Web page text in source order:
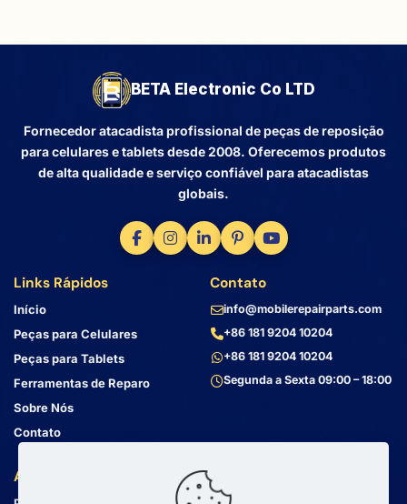
BETA Electronic Co LTD
Fornecedor atacadista profissional de peças de reposição
para celulares e tablets desde 2008. Oferecemos produtos
de alta qualidade e serviço confiável para atacadistas
globais.
Links Rápidos
Início
Peças para Celulares
Peças para Tablets
Ferramentas de Reparo
Sobre Nós
Contato
Atendimento ao Cliente
Contato
info@mobilerepairparts.com
+86 181 9204 10204
+86 181 9204 10204
Segunda a Sexta 09:00 – 18:00
Endereço